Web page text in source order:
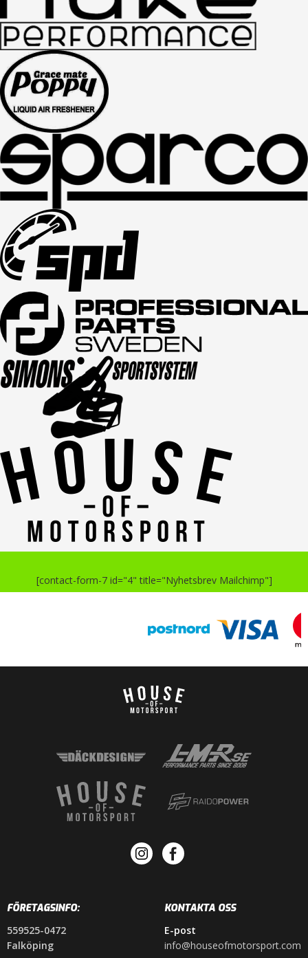
[contact-form-7 id="4" title="Nyhetsbrev Mailchimp"]
FÖRETAGSINFO:
559525-0472
Falköping
KONTAKTA OSS
E-post
info@houseofmotorsport.com